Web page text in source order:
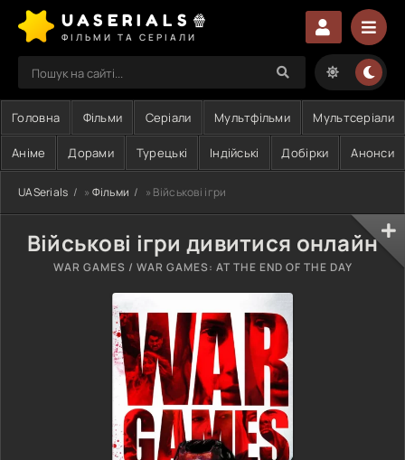
UASERIALS🍿
ФІЛЬМИ ТА СЕРІАЛИ
Головна Фільми Серіали Мультфільми Мультсеріали
Аніме Дорами Турецькі Індійські Добірки Анонси
UASerials » Фільми » Військові ігри
Військові ігри дивитися онлайн
WAR GAMES / WAR GAMES: AT THE END OF THE DAY